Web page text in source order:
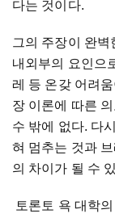
다는 것이다.
그의 주장이 완
내외부의 요인으
레 등 온갖 어려
장 이론에 따른
수 밖에 없다. 다
혀 멈추는 것과
의 차이가 될 수
토론토 욕 대학